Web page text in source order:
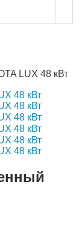
LUX 48 кВт